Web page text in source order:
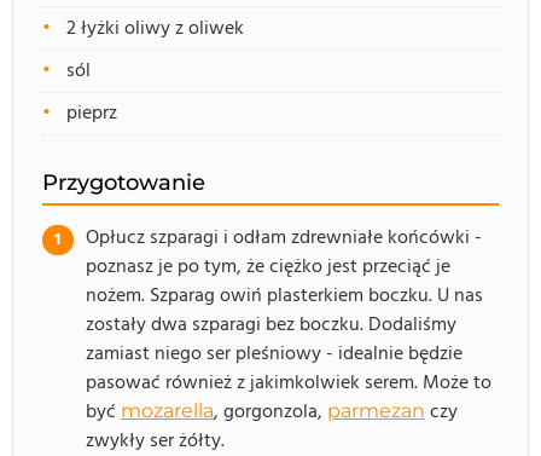
2 łyżki oliwy z oliwek
sól
pieprz
Przygotowanie
Opłucz szparagi i odłam zdrewniałe końcówki -
poznasz je po tym, że ciężko jest przeciąć je
nożem. Szparag owiń plasterkiem boczku. U nas
zostały dwa szparagi bez boczku. Dodaliśmy
zamiast niego ser pleśniowy - idealnie będzie
pasować również z jakimkolwiek serem. Może to
być mozarella, gorgonzola, parmezan czy
zwykły ser żółty.